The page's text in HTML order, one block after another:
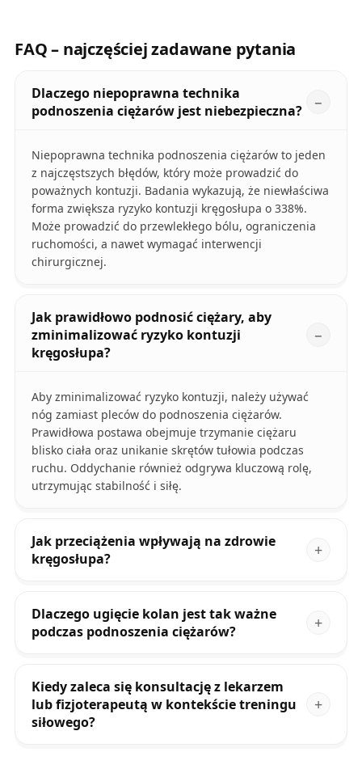
FAQ – najczęściej zadawane pytania
Dlaczego niepoprawna technika
podnoszenia ciężarów jest niebezpieczna?
Niepoprawna technika podnoszenia ciężarów to jeden
z najczęstszych błędów, który może prowadzić do
poważnych kontuzji. Badania wykazują, że niewłaściwa
forma zwiększa ryzyko kontuzji kręgosłupa o 338%.
Może prowadzić do przewlekłego bólu, ograniczenia
ruchomości, a nawet wymagać interwencji
chirurgicznej.
Jak prawidłowo podnosić ciężary, aby
zminimalizować ryzyko kontuzji
kręgosłupa?
Aby zminimalizować ryzyko kontuzji, należy używać
nóg zamiast pleców do podnoszenia ciężarów.
Prawidłowa postawa obejmuje trzymanie ciężaru
blisko ciała oraz unikanie skrętów tułowia podczas
ruchu. Oddychanie również odgrywa kluczową rolę,
utrzymując stabilność i siłę.
Jak przeciążenia wpływają na zdrowie
kręgosłupa?
Dlaczego ugięcie kolan jest tak ważne
podczas podnoszenia ciężarów?
Kiedy zaleca się konsultację z lekarzem
lub fizjoterapeutą w kontekście treningu
siłowego?